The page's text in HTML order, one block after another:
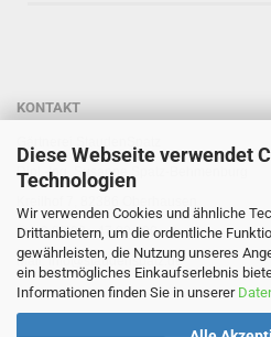
Diese Webseite verwendet
Technologien
Wir verwenden Cookies und ähnliche
Drittanbietern, um die ordentliche
gewährleisten, die Nutzung unseres
ein bestmögliches Einkaufserlebnis
Informationen finden Sie in unserer
KONTAKT
Dipl.-Ing. Susanne Spatz-Behmenburg
Tel: 0 88 03 - 47 80 900
Mail: info@staudenspatz.de